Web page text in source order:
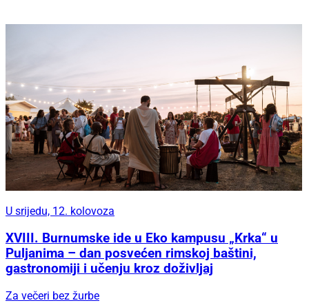
U srijedu, 12. kolovoza
XVIII. Burnumske ide u Eko kampusu „Krka“ u
Puljanima – dan posvećen rimskoj baštini,
gastronomiji i učenju kroz doživljaj
Za večeri bez žurbe